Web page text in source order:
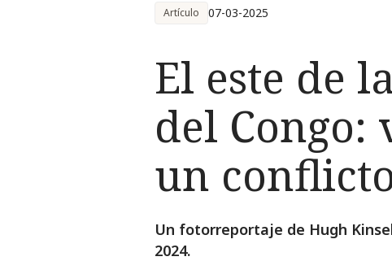
Artículo 07-03-2025
El este de
del
un
Un fotorreportaje de Hugh
2024.